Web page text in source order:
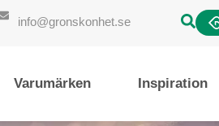
info@gronskonhet.se
Varumärken Inspiration